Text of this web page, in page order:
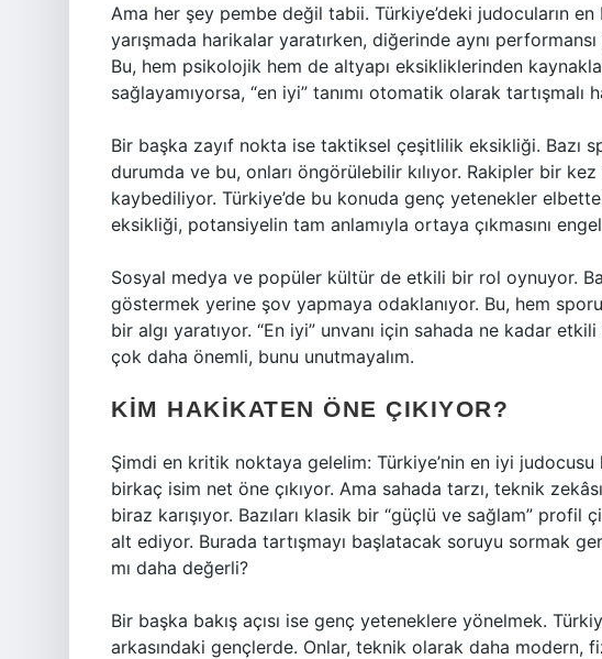
Ama her şey pembe değil tabii. Türkiye’deki judocuların
yarışmada harikalar yaratırken, diğerinde aynı
Bu, hem psikolojik hem de altyapı eksikliklerinden
sağlayamıyorsa, “en iyi” tanımı otomatik olarak tartışmalı
Bir başka zayıf nokta ise taktiksel çeşitlilik eksikliği. Bazı
durumda ve bu, onları öngörülebilir kılıyor. Rakipler bir
kaybediliyor. Türkiye’de bu konuda genç yetenekler
eksikliği, potansiyelin tam anlamıyla ortaya çıkmasını
Sosyal medya ve popüler kültür de etkili bir rol oynuyor.
göstermek yerine şov yapmaya odaklanıyor. Bu, hem
bir algı yaratıyor. “En iyi” unvanı için sahada ne kadar
çok daha önemli, bunu unutmayalım.
KIM HAKIKATEN ÖNE ÇIKIYOR?
Şimdi en kritik noktaya gelelim: Türkiye’nin en iyi
birkaç isim net öne çıkıyor. Ama sahada tarzı, teknik
biraz karışıyor. Bazıları klasik bir “güçlü ve sağlam” profil
alt ediyor. Burada tartışmayı başlatacak soruyu sormak
mı daha değerli?
Bir başka bakış açısı ise genç yeteneklere yönelmek.
arkasındaki gençlerde. Onlar, teknik olarak daha modern,